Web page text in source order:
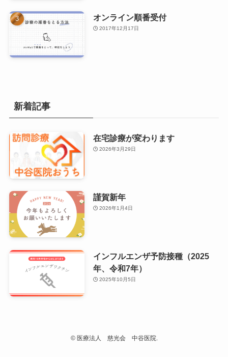
オンライン順番受付
2017年12月17日
新着記事
在宅診療が変わります
2026年3月29日
謹賀新年
2026年1月4日
インフルエンザ予防接種（2025
年、令和7年）
2025年10月5日
©医療法人 慈光会 中谷医院.